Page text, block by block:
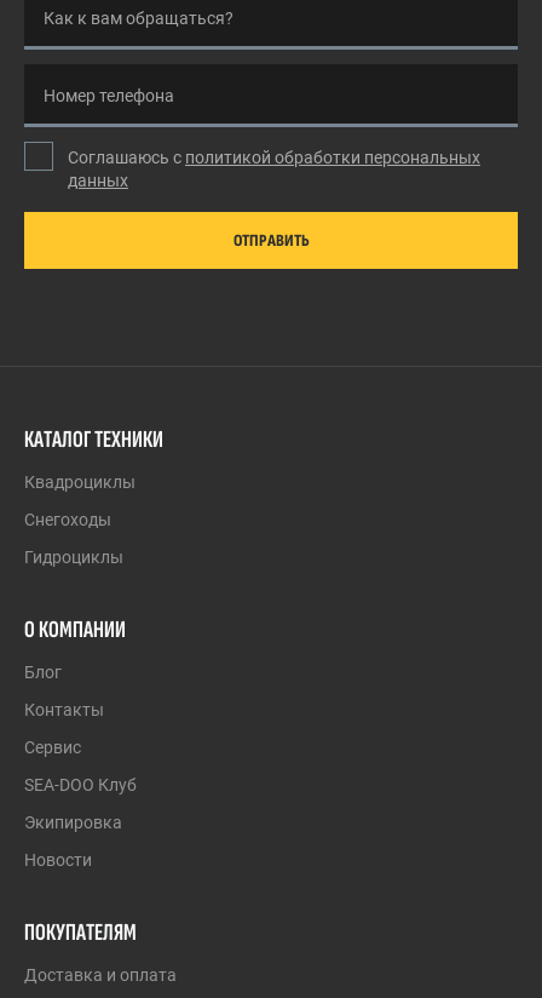
Как к вам обращаться?
Номер телефона
Соглашаюсь с политикой обработки персональных
данных
ОТПРАВИТЬ
КАТАЛОГ ТЕХНИКИ
Квадроциклы
Снегоходы
Гидроциклы
О КОМПАНИИ
Блог
Контакты
Сервис
SEA-DOO Клуб
Экипировка
Новости
ПОКУПАТЕЛЯМ
Доставка и оплата